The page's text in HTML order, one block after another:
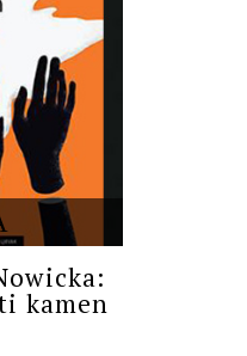
kamen